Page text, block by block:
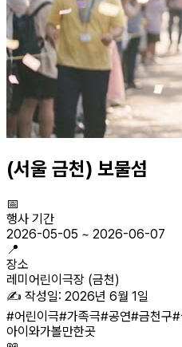
(서울 금천) 보물섬
📅
행사 기간
2026-05-05 ~ 2026-06-07
📍
장소
레미어린이극장 (금천)
✍️ 작성일: 2026년 6월 1일
#어린이극#가족극#공연#금천구#
아이와가볼만한곳